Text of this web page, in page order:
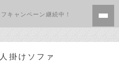
キャンペーン継続中！
掛けソファ